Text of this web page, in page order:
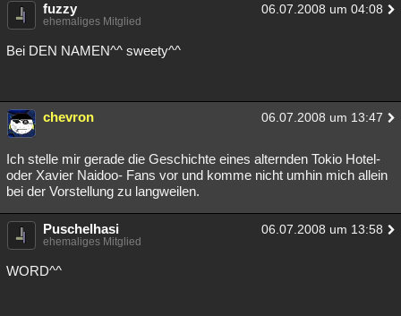
fuzzy 06.07.2008 um 04:08
ehemaliges Mitglied
Bei DEN NAMEN^^ sweety^^
chevron 06.07.2008 um 13:47
Ich stelle mir gerade die Geschichte eines alternden Tokio Hotel-
oder Xavier Naidoo- Fans vor und komme nicht umhin mich allein
bei der Vorstellung zu langweilen.
Puschelhasi 06.07.2008 um 13:58
ehemaliges Mitglied
WORD^^